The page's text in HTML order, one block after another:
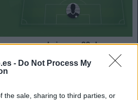
- Do Not Process My
the sale, sharing to third parties, or
arranca el viernes 29 de enero.
¿Quién jugará en los locales?
alineaciones del Barcelona-